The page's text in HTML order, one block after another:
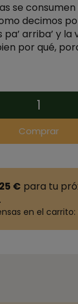
se
decimos
arriba’ y la
por qué,
Comprar
€ para tu
en el carrito: